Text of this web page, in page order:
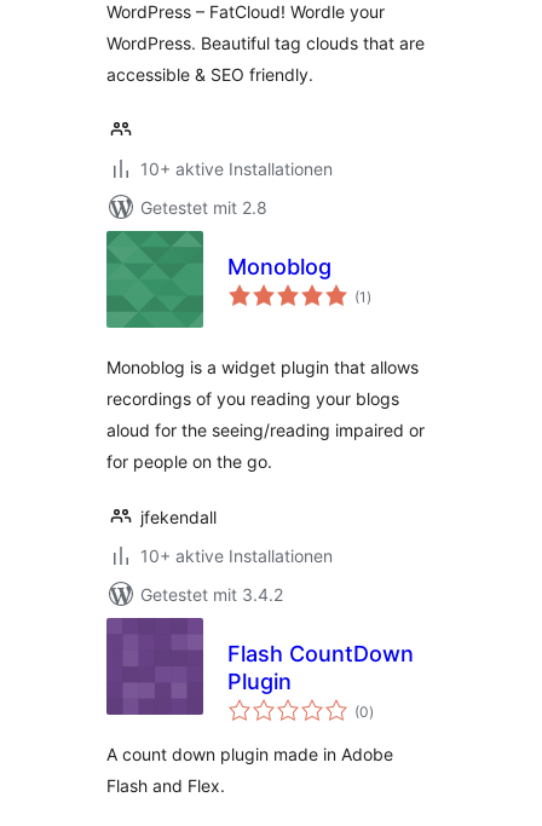
WordPress – FatCloud! Wordle your
WordPress. Beautiful tag clouds that are
accessible & SEO friendly.
10+ aktive Installationen
Getestet mit 2.8
Monoblog
(1 Bewertungen
gesamt
)
Monoblog is a widget plugin that allows
recordings of you reading your blogs
aloud for the seeing/reading impaired or
for people on the go.
jfekendall
10+ aktive Installationen
Getestet mit 3.4.2
Flash CountDown
Plugin
(0Bewertungen
gesamt
)
A count down plugin made in Adobe
Flash and Flex.